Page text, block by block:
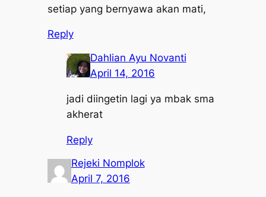
setiap yang bernyawa akan mati,
Reply
Dahlian Ayu Novanti
April 14, 2016
jadi diingetin lagi ya mbak sma
akherat
Reply
Rejeki Nomplok
April 7, 2016